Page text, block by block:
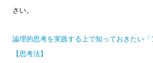
さい。
論理的思考を実践する上で知っておきたい「
【思考法】